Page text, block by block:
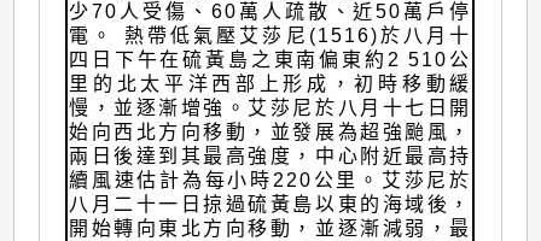
少70人受傷、60萬人疏散、近50萬戶停
電。 熱帶低氣壓艾莎尼(1516)於八月十
四日下午在硫黃島之東南偏東約2 510公
里的北太平洋西部上形成，初時移動緩
慢，並逐漸增強。艾莎尼於八月十七日開
始向西北方向移動，並發展為超強颱風，
兩日後達到其最高強度，中心附近最高持
續風速估計為每小時220公里。艾莎尼於
八月二十一日掠過硫黃島以東的海域後，
開始轉向東北方向移動，並逐漸減弱，最